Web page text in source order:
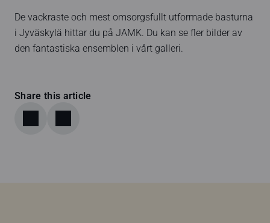
De vackraste och mest omsorgsfullt utformade basturna
i Jyväskylä hittar du på JAMK. Du kan se fler bilder av
den fantastiska ensemblen i vårt galleri.
Share this article